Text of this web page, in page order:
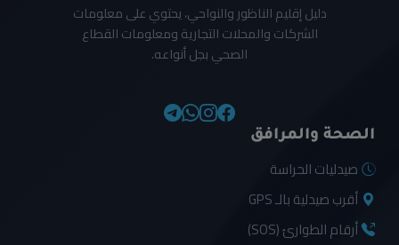
دليل إقليم الناظور والنواحي، يحتوي على معلومات
الشركات والمحلات التجارية ومعلومات القطاع
الصحي بجل أنواعه.
الصحة والمرافق
صيدليات الحراسة
أقرب صيدلية بالـ GPS
أرقام الطوارئ (SOS)